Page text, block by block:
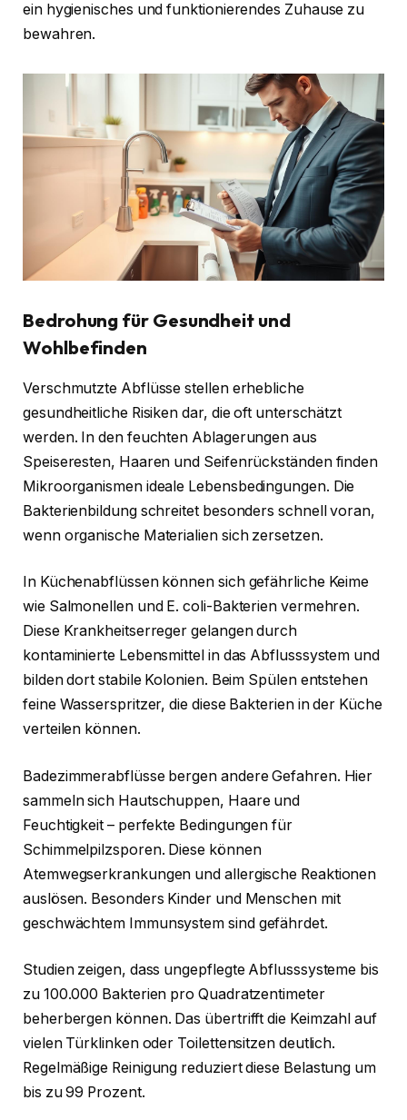
ein hygienisches und funktionierendes Zuhause zu
bewahren.
Bedrohung für Gesundheit und
Wohlbefinden
Verschmutzte Abflüsse stellen erhebliche
gesundheitliche Risiken dar, die oft unterschätzt
werden. In den feuchten Ablagerungen aus
Speiseresten, Haaren und Seifenrückständen finden
Mikroorganismen ideale Lebensbedingungen. Die
Bakterienbildung schreitet besonders schnell voran,
wenn organische Materialien sich zersetzen.
In Küchenabflüssen können sich gefährliche Keime
wie Salmonellen und E. coli-Bakterien vermehren.
Diese Krankheitserreger gelangen durch
kontaminierte Lebensmittel in das Abflusssystem und
bilden dort stabile Kolonien. Beim Spülen entstehen
feine Wasserspritzer, die diese Bakterien in der Küche
verteilen können.
Badezimmerabflüsse bergen andere Gefahren. Hier
sammeln sich Hautschuppen, Haare und
Feuchtigkeit – perfekte Bedingungen für
Schimmelpilzsporen. Diese können
Atemwegserkrankungen und allergische Reaktionen
auslösen. Besonders Kinder und Menschen mit
geschwächtem Immunsystem sind gefährdet.
Studien zeigen, dass ungepflegte Abflusssysteme bis
zu 100.000 Bakterien pro Quadratzentimeter
beherbergen können. Das übertrifft die Keimzahl auf
vielen Türklinken oder Toilettensitzen deutlich.
Regelmäßige Reinigung reduziert diese Belastung um
bis zu 99 Prozent.